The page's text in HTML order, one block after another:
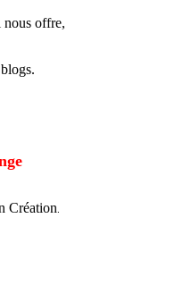
nous offre,
Création.